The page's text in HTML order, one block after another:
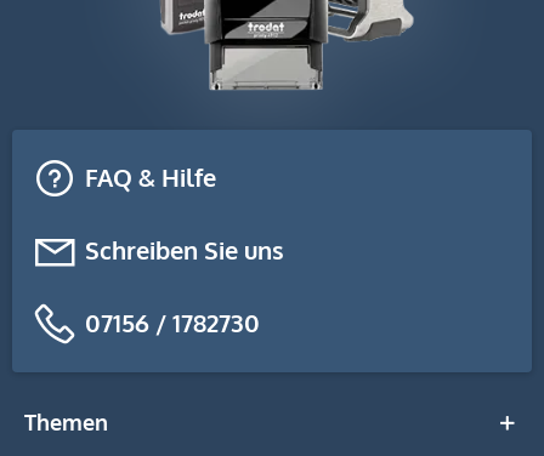
FAQ & Hilfe
Schreiben Sie uns
07156 / 1782730
Themen